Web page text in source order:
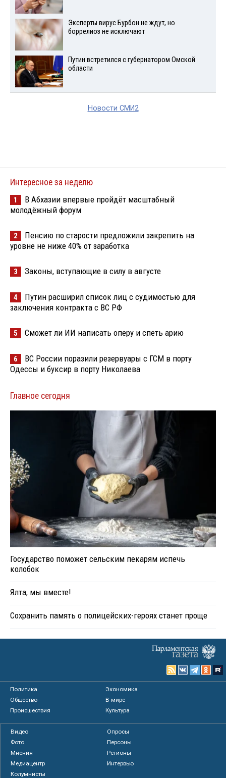
Эксперты вирус Бурбон не ждут, но
боррелиоз не исключают
Путин встретился с губернатором Омской
области
Новости СМИ2
Интересное за неделю
1
В Абхазии впервые пройдёт масштабный
молодёжный форум
2
Пенсию по старости предложили закрепить на
уровне не ниже 40% от заработка
3 Законы, вступающие в силу в августе
4
Путин расширил список лиц с судимостью для
заключения контракта с ВС РФ
5 Сможет ли ИИ написать оперу и спеть арию
6
ВС России поразили резервуары с ГСМ в порту
Одессы и буксир в порту Николаева
Главное сегодня
Государство поможет сельским пекарям испечь
колобок
Ялта, мы вместе!
Сохранить память о полицейских-героях станет проще
Политика
Экономика
Общество
В мире
Происшествия
Культура
Видео
Опросы
Фото
Персоны
Мнения
Регионы
Медиацентр
Интервью
Колумнисты